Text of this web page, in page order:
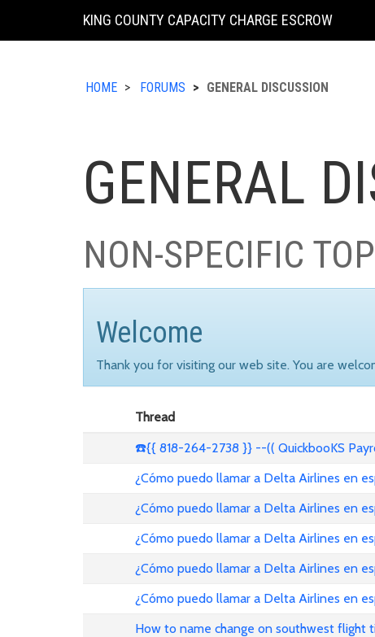
KING COUNTY CAPACITY CHARGE ESCROW
HOME FORUMS GENERAL DISCUSSION
GENERAL
NON-SPECIFIC
Welcome
Thank you for visiting our web site. You are
Thread
☎️{{ 818-264-2738 }} --(( QuickbooKS
¿Cómo puedo llamar a Delta Airlines en
¿Cómo puedo llamar a Delta Airlines en
¿Cómo puedo llamar a Delta Airlines en
¿Cómo puedo llamar a Delta Airlines en
¿Cómo puedo llamar a Delta Airlines en
How to name change on southwest flight